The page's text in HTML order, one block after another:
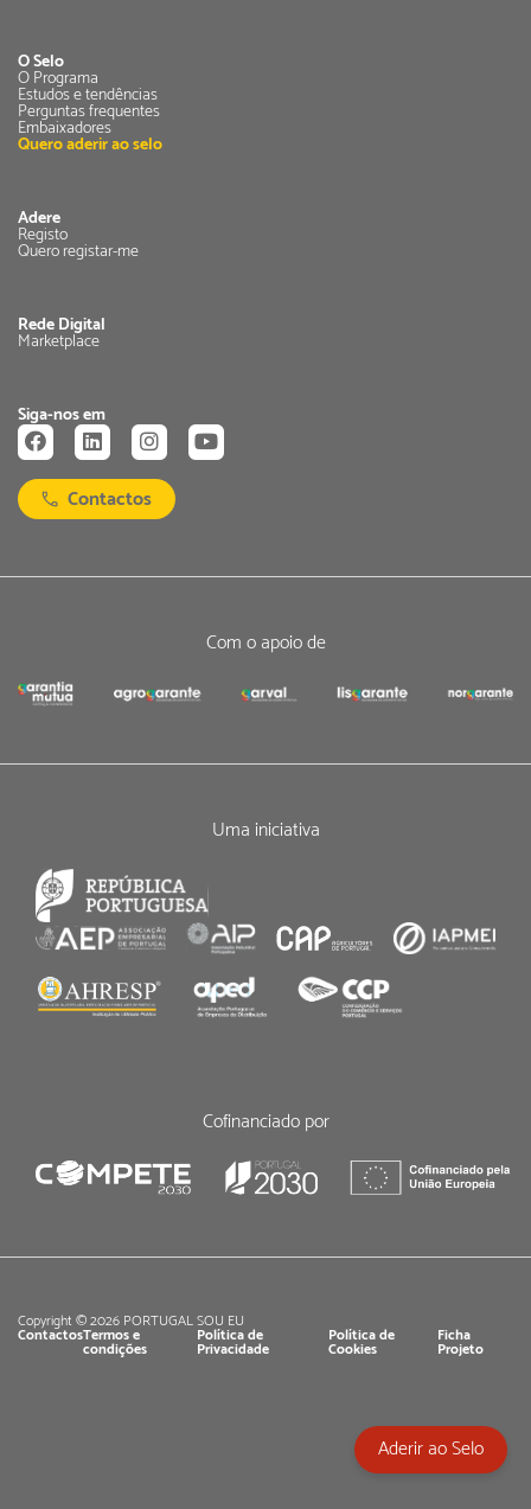
O Selo
O Programa
Estudos e tendências
Perguntas frequentes
Embaixadores
Quero aderir ao selo
Adere
Registo
Quero registar-me
Rede Digital
Marketplace
Siga-nos em
Contactos
Com o apoio de
Uma iniciativa
Cofinanciado por
Copyright © 2026 PORTUGAL SOU EU
ContactosTermos e
condições
Política de
Privacidade
Política de
Cookies
Ficha
Projeto
Aderir ao Selo